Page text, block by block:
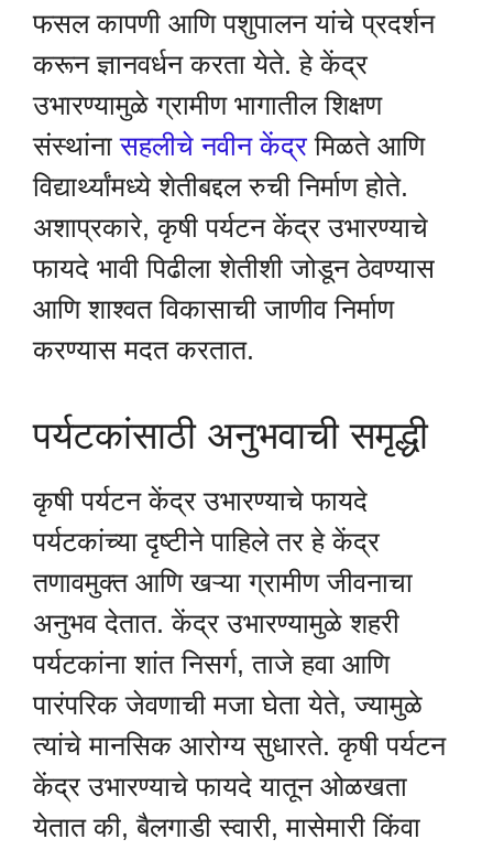
फसल कापणी आणि पशुपालन यांचे प्रदर्शन
करून ज्ञानवर्धन करता येते. हे केंद्र
उभारण्यामुळे ग्रामीण भागातील शिक्षण
संस्थांनासहलीचे नवीन केंद्रमिळते आणि
विद्यार्थ्यांमध्ये शेतीबद्दल रुची निर्माण होते.
अशाप्रकारे, कृषी पर्यटन केंद्र उभारण्याचे
फायदे भावी पिढीला शेतीशी जोडून ठेवण्यास
आणि शाश्वत विकासाची जाणीव निर्माण
करण्यास मदत करतात.
पर्यटकांसाठी अनुभवाची समृद्धी
कृषी पर्यटन केंद्र उभारण्याचे फायदे
पर्यटकांच्या दृष्टीने पाहिले तर हे केंद्र
तणावमुक्त आणि खऱ्या ग्रामीण जीवनाचा
अनुभव देतात. केंद्र उभारण्यामुळे शहरी
पर्यटकांना शांत निसर्ग, ताजे हवा आणि
पारंपरिक जेवणाची मजा घेता येते, ज्यामुळे
त्यांचे मानसिक आरोग्य सुधारते. कृषी पर्यटन
केंद्र उभारण्याचे फायदे यातून ओळखता
येतात की, बैलगाडी स्वारी, मासेमारी किंवा